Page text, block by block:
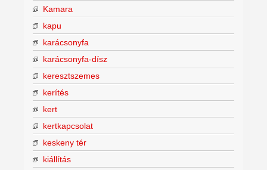
Kamara
kapu
karácsonyfa
karácsonyfa-dísz
keresztszemes
kerítés
kert
kertkapcsolat
keskeny tér
kiállítás